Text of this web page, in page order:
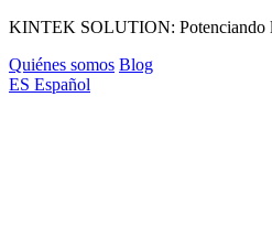
KINTEK SOLUTION: Potenciando
Quiénes somos Blog
ES Español